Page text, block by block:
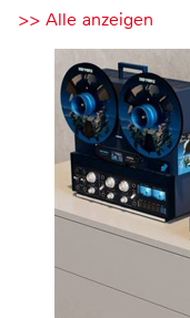
>> Alle anzeigen